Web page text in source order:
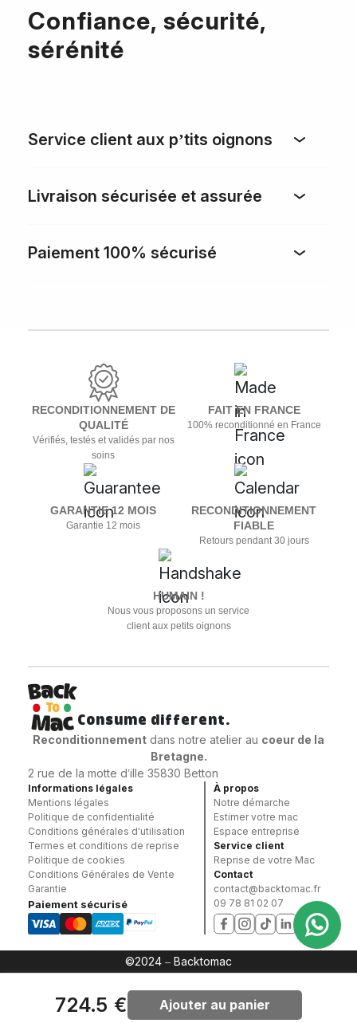
Confiance, sécurité,
sérénité
Service client aux p’tits oignons
Livraison sécurisée et assurée
Paiement 100% sécurisé
RECONDITIONNEMENT DE
QUALITÉ
Vérifiés, testés et validés par nos
soins
FAIT EN FRANCE
100% reconditionné en France
GARANTIE 12 MOIS
Garantie 12 mois
RECONDITIONNEMENT
FIABLE
Retours pendant 30 jours
HUMAIN !
Nous vous proposons un service
client aux petits oignons
Consume different.
Reconditionnement dans notre atelier au coeur de la
Bretagne.
2 rue de la motte d’ille 35830 Betton
Informations légales
Mentions légales
Politique de confidentialité
Conditions générales d'utilisation
Termes et conditions de reprise
Politique de cookies
Conditions Générales de Vente
Garantie
Paiement sécurisé
À propos
Notre démarche
Estimer votre mac
Espace entreprise
Service client
Reprise de votre Mac
Contact
contact@backtomac.fr
09 78 81 02 07
©2024 – Backtomac
724.5 € Ajouter au panier